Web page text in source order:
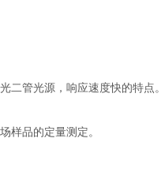
二管光源，响应速度快的特点。
样品的定量测定。